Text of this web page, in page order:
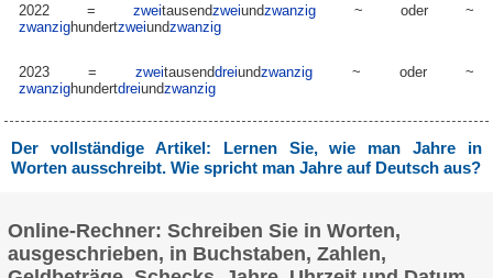
2022 =zweitausendzweiundzwanzig ~ oder ~
zwanzighundertzweiundzwanzig
2023 =zweitausenddreiundzwanzig ~ oder ~
zwanzighundertdreiundzwanzig
Der vollständige Artikel: Lernen Sie, wie man Jahre in
Worten ausschreibt. Wie spricht man Jahre auf Deutsch aus?
Online-Rechner: Schreiben Sie in Worten,
ausgeschrieben, in Buchstaben, Zahlen,